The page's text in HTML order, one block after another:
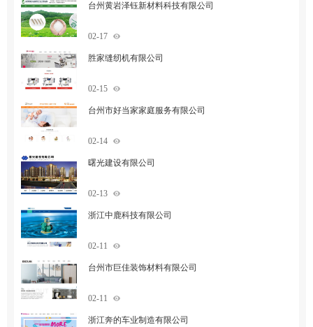
台州黄岩泽钰新材料科技有限公司
02-17
胜家缝纫机有限公司
02-15
台州市好当家家庭服务有限公司
02-14
曙光建设有限公司
02-13
浙江中鹿科技有限公司
02-11
台州市巨佳装饰材料有限公司
02-11
浙江奔的车业制造有限公司